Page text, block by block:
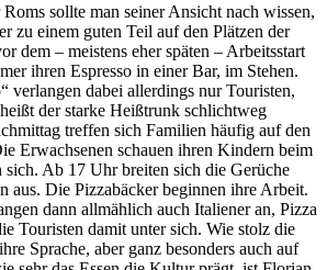
sollte man seiner Ansicht nach wissen,
zu einem guten Teil auf den Plätzen der
dem – meistens eher späten – Arbeitsstart
ihren Espresso in einer Bar, im Stehen.
verlangen dabei allerdings nur Touristen,
der starke Heißtrunk schlichtweg
treffen sich Familien häufig auf den
Erwachsenen schauen ihren Kindern beim
sich. Ab 17 Uhr breiten sich die Gerüche
aus. Die Pizzabäcker beginnen ihre Arbeit.
dann allmählich auch Italiener an, Pizza
Touristen damit unter sich. Wie stolz die
Sprache, aber ganz besonders auch auf